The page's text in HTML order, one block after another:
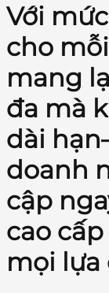
Với
cho
mang
đa mà
dài
doanh
cập
cao
mọi lựa